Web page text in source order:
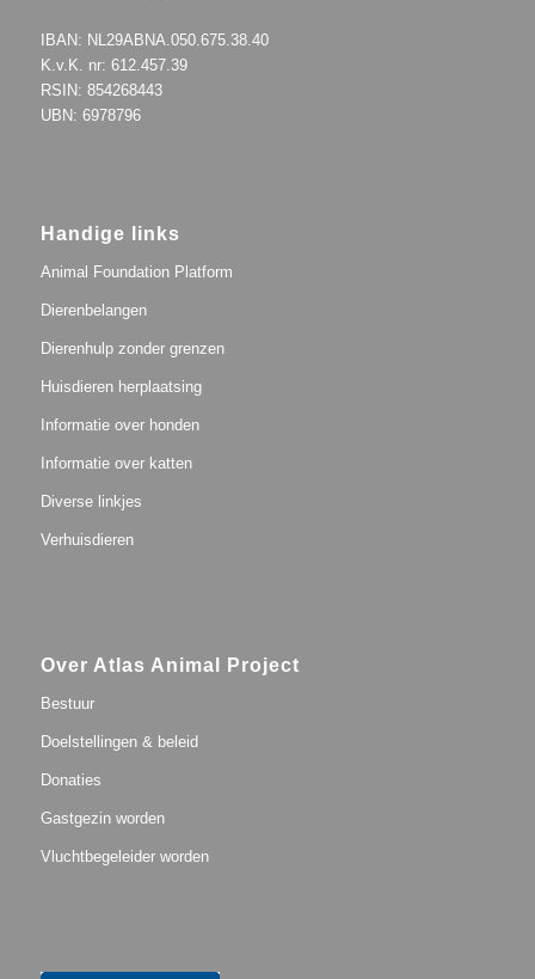
IBAN: NL29ABNA.050.675.38.40
K.v.K. nr: 612.457.39
RSIN: 854268443
UBN: 6978796
Handige links
Animal Foundation Platform
Dierenbelangen
Dierenhulp zonder grenzen
Huisdieren herplaatsing
Informatie over honden
Informatie over katten
Diverse linkjes
Verhuisdieren
Over Atlas Animal Project
Bestuur
Doelstellingen & beleid
Donaties
Gastgezin worden
Vluchtbegeleider worden